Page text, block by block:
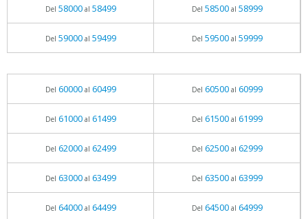
Del 58000al 58499 Del 58500al 58999
Del 59000al 59499 Del 59500al 59999
Del 60000al 60499 Del 60500al 60999
Del 61000al 61499 Del 61500al 61999
Del 62000al 62499 Del 62500al 62999
Del 63000al 63499 Del 63500al 63999
Del 64000al 64499 Del 64500al 64999